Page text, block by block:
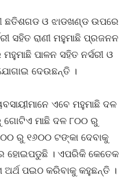
ଛତିଶଗଡ ଓ ଝାଡଖଣ୍ଡ ଉପରେ
ସହିତ ରାଣୀ ମହୁମାଛି ପ୍ରଜନନ
ପାଳନ ସହିତ ନର୍ସରୀ ଓ
ଦେଉଛନ୍ତି ।
ଏବେ ମହୁମାଛି ଦଳ
ଗୋଟିଏ ମାଛି ଦଳ ୮୦୦ ରୁ
ରୁ ୧୬୦୦ ଟଙ୍କା ଦେବାକୁ
ହୋଇପଡୁଛି । ଏପରିକି କେତେକ
ଅର୍ଥ ପଇଠ କରିବାକୁ କହୁଛନ୍ତି ।